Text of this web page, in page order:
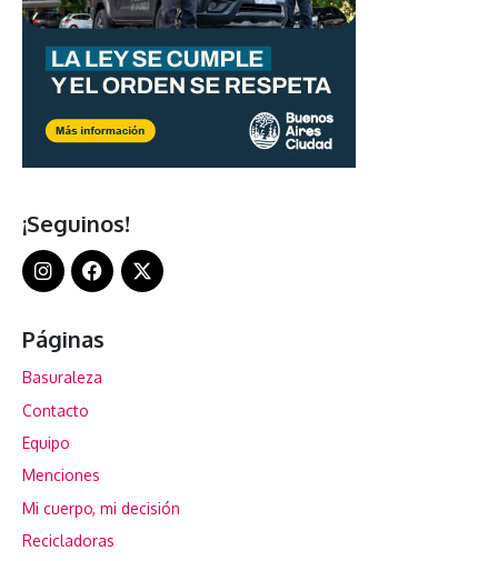
¡Seguinos!
Páginas
Basuraleza
Contacto
Equipo
Menciones
Mi cuerpo, mi decisión
Recicladoras